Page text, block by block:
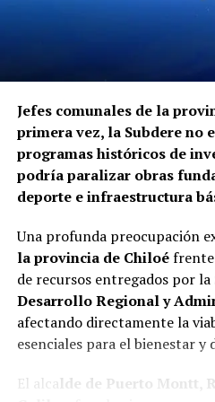
Jefes comunales de la
primera vez, la Subdere no
programas históricos de
podría paralizar obras
deporte e infraestructura
Una profunda preocupación
la provincia de Chiloéfrente
de recursos entregados por la
Desarrollo Regional y
afectando directamente la
esenciales para el bienestar y
El alca lde de Puerto Montt,